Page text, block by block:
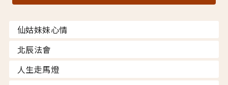
仙姑妹妹心情
北辰法會
人生走馬燈